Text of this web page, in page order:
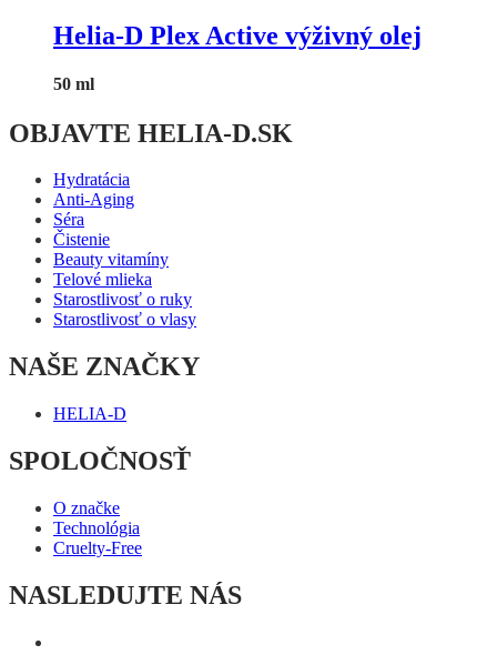
Helia-D Plex Active výživný olej
50 ml
OBJAVTE HELIA-D.SK
Hydratácia
Anti-Aging
Séra
Čistenie
Beauty vitamíny
Telové mlieka
Starostlivosť o ruky
Starostlivosť o vlasy
NAŠE ZNAČKY
HELIA-D
SPOLOČNOSŤ
O značke
Technológia
Cruelty-Free
NASLEDUJTE NÁS